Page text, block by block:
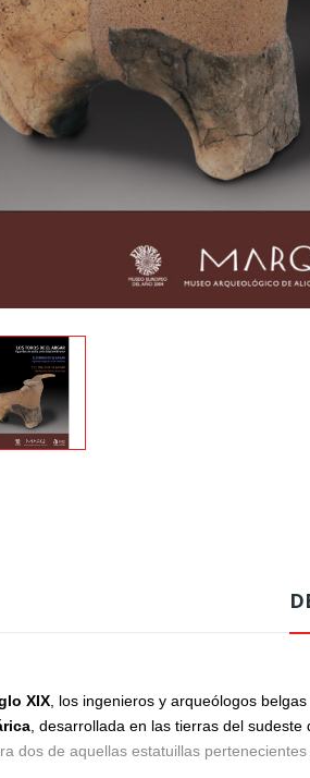
XIX , los ingenieros y arqueólogos belgas
, desarrollada en las tierras del
dos de aquellas estatuillas pertenecientes